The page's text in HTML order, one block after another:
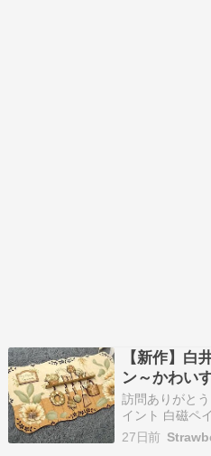
【新作】白
ン～かわい
しょうね～
訪問ありがと
イント 白磁ペ
教室を開催し
千香です 一人
27日前